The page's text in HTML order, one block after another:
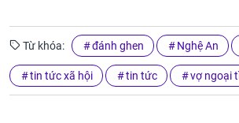
Từ khóa: đánh ghen Nghệ An
tin tức xã hội tin tức vợ ngoại